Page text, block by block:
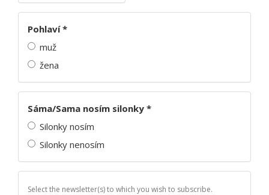
Pohlaví*
muž
žena
Sáma/Sama nosím silonky *
Silonky nosím
Silonky nenosím
Select the newsletter(s) to which you wish to subscribe.